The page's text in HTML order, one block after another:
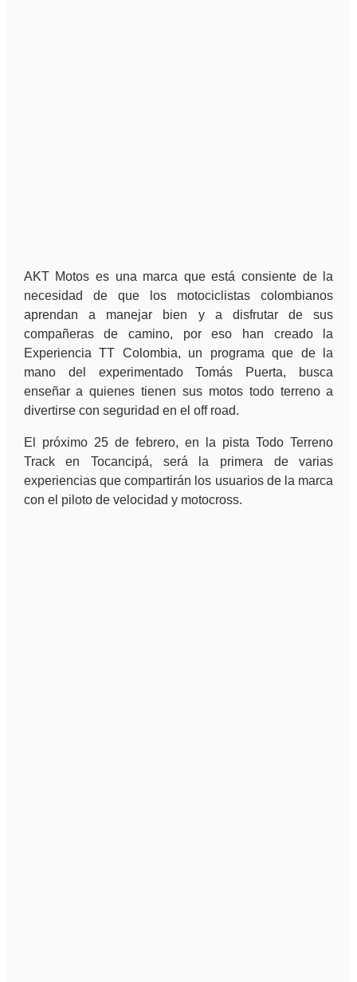
AKT Motos es una marca que está consiente de la
necesidad de que los motociclistas colombianos
aprendan a manejar bien y a disfrutar de sus
compañeras de camino, por eso han creado la
Experiencia TT Colombia, un programa que de la
mano del experimentado Tomás Puerta, busca
enseñar a quienes tienen sus motos todo terreno a
divertirse con seguridad en el off road.
El próximo 25 de febrero, en la pista Todo Terreno
Track en Tocancipá, será la primera de varias
experiencias que compartirán los usuarios de la marca
con el piloto de velocidad y motocross.